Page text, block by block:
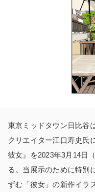
東京ミッドタウン日比谷
クリエイター江口寿史氏
彼女』を2023年3月14日
る。当展示のために特別
ずむ「彼女」の新作イラ